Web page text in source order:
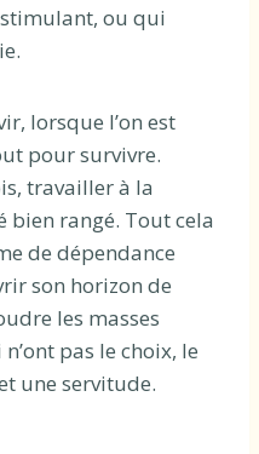
ou qui
lorsque l’on est
pour survivre.
travailler à la
rangé. Tout cela
de dépendance
son horizon de
les masses
pas le choix, le
une servitude.